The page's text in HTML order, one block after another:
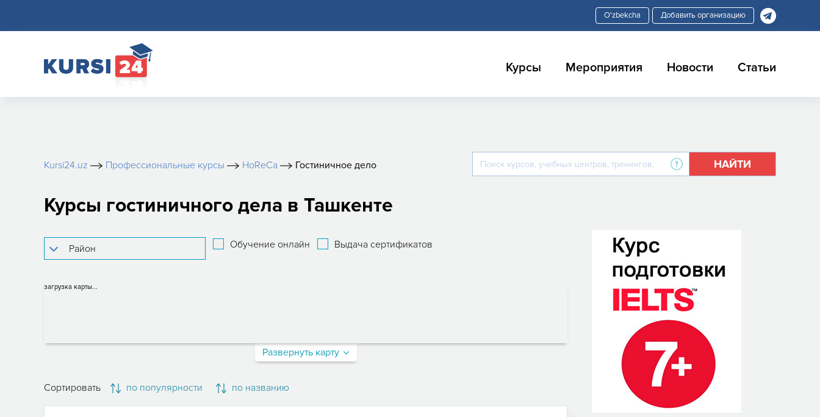
Добавить организацию
Курсы Мероприятия Новости Статьи
Kursi24.uz Профессиональные курсы HoReCa Гостиничное дело НАЙТИ
Курсы гостиничного дела в Ташкенте
Обучение онлайн Выдача сертификатов
загрузка карты...
Развернуть карту
Сортировать по популярности по названию